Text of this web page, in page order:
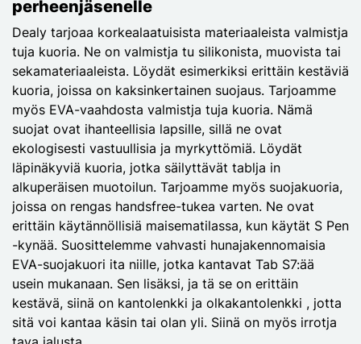
perheenjäsenelle
Dealy tarjoaa korkealaatuisista materiaaleista valmistja
tuja kuoria. Ne on valmistja tu silikonista, muovista tai
sekamateriaaleista. Löydät esimerkiksi erittäin kestäviä
kuoria, joissa on kaksinkertainen suojaus. Tarjoamme
myös EVA-vaahdosta valmistja tuja kuoria. Nämä
suojat ovat ihanteellisia lapsille, sillä ne ovat
ekologisesti vastuullisia ja myrkyttömiä. Löydät
läpinäkyviä kuoria, jotka säilyttävät tablja in
alkuperäisen muotoilun. Tarjoamme myös suojakuoria,
joissa on rengas handsfree-tukea varten. Ne ovat
erittäin käytännöllisiä maisematilassa, kun käytät S Pen
-kynää. Suosittelemme vahvasti hunajakennomaisia
EVA-suojakuori ita niille, jotka kantavat Tab S7:ää
usein mukanaan. Sen lisäksi, ja tä se on erittäin
kestävä, siinä on kantolenkki ja olkakantolenkki , jotta
sitä voi kantaa käsin tai olan yli. Siinä on myös irrotja